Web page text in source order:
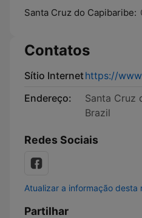
Santa Cruz do Capibaribe:
Contatos
Sítio Internethttps://
Endereço:
Santa Cruz
Brazil
Redes Sociais
Atualizar a informação desta
Partilhar